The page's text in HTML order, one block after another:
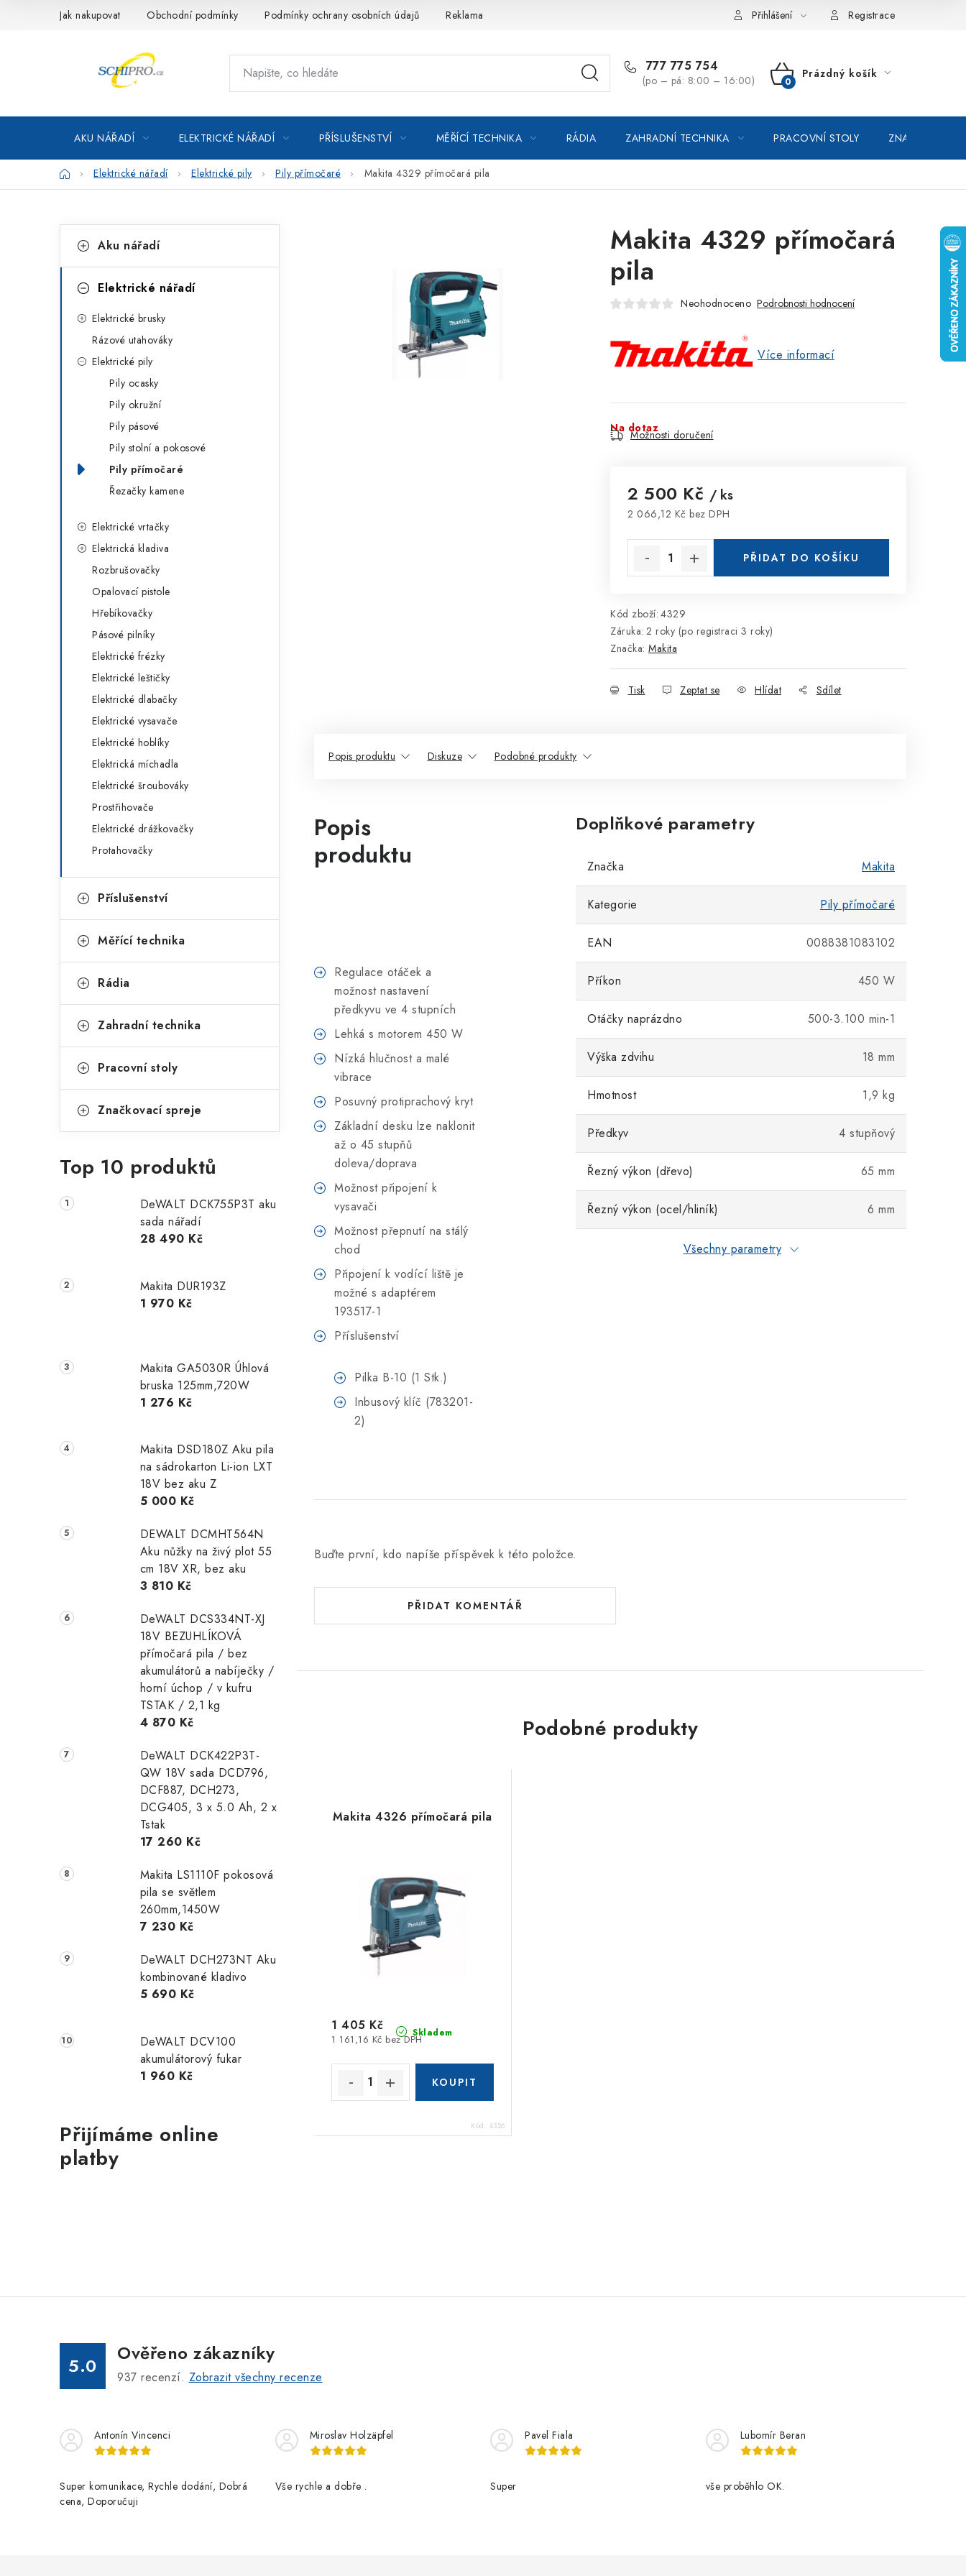
Jak nakupovat Obchodní podmínky Podmínky ochrany osobních údajů Reklamace Moje objednávka / odstoupení od smlouvy Online platby Comgate
Přihlášení Registrace
777 775 754
(po – pá: 8:00 – 16:00)
NÁKUPNÍ
Prázdný košík
AKU NÁŘADÍ ELEKTRICKÉ NÁŘADÍ PŘÍSLUŠENSTVÍ MĚŘÍCÍ TECHNIKA RÁDIA ZAHRADNÍ TECHNIKA PRACOVNÍ STOLY ZNAČKOVACÍ
DomůElektrické nářadí Elektrické pily Pily přímočaré Makita 4329 přímočará pila
okategorie
a
Aku nářadí
Elektrické nářadí
Elektrické brusky
Rázové utahováky
Elektrické pily
Pily ocasky
Pily okružní
Pily pásové
Pily stolní a pokosové
Pily přímočaré
Řezačky kamene
Elektrické vrtačky
Elektrická kladiva
Rozbrušovačky
Opalovací pistole
Hřebíkovačky
Pásové pilníky
Elektrické frézky
Elektrické leštičky
Elektrické dlabačky
Elektrické vysavače
Elektrické hoblíky
Elektrická míchadla
Elektrické šroubováky
Prostřihovače
Elektrické drážkovačky
Protahovačky
Příslušenství
Měřící technika
Rádia
Zahradní technika
Pracovní stoly
Značkovací spreje
Top 10 produktů
DeWALT DCK755P3T aku
sada nářadí
28 490 Kč
Makita DUR193Z
1 970 Kč
Makita GA5030R Úhlová
bruska 125mm,720W
1 276 Kč
Makita DSD180Z Aku pila
na sádrokarton Li-ion LXT
18V bez aku Z
5 000 Kč
DEWALT DCMHT564N
Aku nůžky na živý plot 55
cm 18V XR, bez aku
3 810 Kč
DeWALT DCS334NT-XJ
18V BEZUHLÍKOVÁ
přímočará pila / bez
akumulátorů a nabíječky /
horní úchop / v kufru
TSTAK / 2,1 kg
4 870 Kč
DeWALT DCK422P3T-
QW 18V sada DCD796,
DCF887, DCH273,
DCG405, 3 x 5.0 Ah, 2 x
Tstak
17 260 Kč
Makita LS1110F pokosová
pila se světlem
260mm,1450W
7 230 Kč
DeWALT DCH273NT Aku
kombinované kladivo
5 690 Kč
DeWALT DCV100
akumulátorový fukar
1 960 Kč
Přijímáme online
platby
Makita 4329 přímočará
pila
Neohodnoceno Podrobnosti hodnocení
Více informací
Na dotaz
Možnosti doručení
2 500 Kč / ks
2 066,12 Kč bez DPH
PŘIDAT DO KOŠÍKU
Kód zboží: 4329
Záruka: 2 roky (po registraci 3 roky)
Značka: Makita
Tisk Zeptat se Hlídat Sdílet
Popis produktu Diskuze Podobné produkty
Popis
produktu
Regulace otáček a
možnost nastavení
předkyvu ve 4 stupních
Lehká s motorem 450 W
Nízká hlučnost a malé
vibrace
Posuvný protiprachový kryt
Základní desku lze naklonit
až o 45 stupňů
doleva/doprava
Možnost připojení k
vysavači
Možnost přepnutí na stálý
chod
Připojení k vodící liště je
možné s adaptérem
193517-1
Příslušenství
Pilka B-10 (1 Stk.)
Inbusový klíč (783201-
2)
Doplňkové parametry
Značka Makita
Kategorie Pily přímočaré
EAN 0088381083102
Příkon 450 W
Otáčky naprázdno 500-3.100 min-1
Výška zdvihu 18 mm
Hmotnost 1,9 kg
Předkyv 4 stupňový
Řezný výkon (dřevo) 65 mm
Řezný výkon (ocel/hliník) 6 mm
Všechny parametry
Buďte první, kdo napíše příspěvek k této položce.
PŘIDAT KOMENTÁŘ
Podobné produkty
Makita 4326 přímočará pila
Skladem
1 161,16 Kč bez DPH
1 405 Kč
Kód: 4326
5.0
Ověřeno zákazníky
937 recenzí. Zobrazit všechny recenze
Antonín Vincenci
Super komunikace, Rychle dodání, Dobrá
cena, Doporučuji
Miroslav Holzäpfel
Vše rychle a dobře .
Pavel Fiala
Super
Lubomír Beran
vše proběhlo OK.